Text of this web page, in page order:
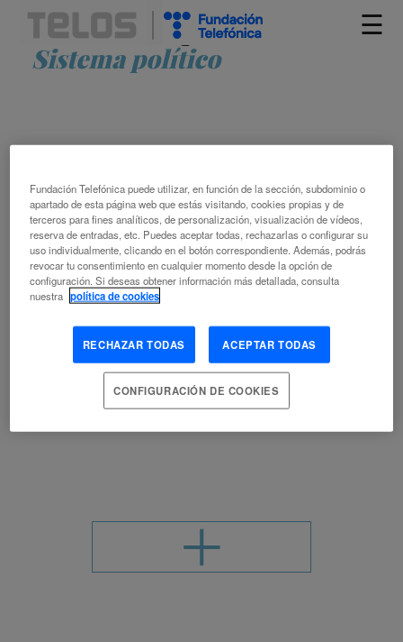
☰
Artículos etiquetados como
Sistema político
UNA APROXIMACIÓN LEGAL A LA
DESINFORMACIÓN EN LA SOCIEDAD
DIGITAL
VICENTE MORET
IGNACIO SÁNCHEZ
DESINFORMACIÓNLIBERTAD DE EXPRESIÓN
MEDIOS DE COMUNICACIÓN PERIODISMO PLATAFORMA
DIGITALPROPAGANDASISTEMA POLÍTICO
Fundación Telefónica puede utilizar, en función de la sección, subdominio o
apartado de esta página web que estás visitando, cookies propias y de
terceros para fines analíticos, de personalización, visualización de vídeos,
reserva de entradas, etc. Puedes aceptar todas, rechazarlas o configurar su
uso individualmente, clicando en el botón correspondiente. Además, podrás
revocar tu consentimiento en cualquier momento desde la opción de
configuración. Si deseas obtener información más detallada, consulta
nuestra política de cookies
RECHAZAR TODAS ACEPTAR TODAS
CONFIGURACIÓN DE COOKIES